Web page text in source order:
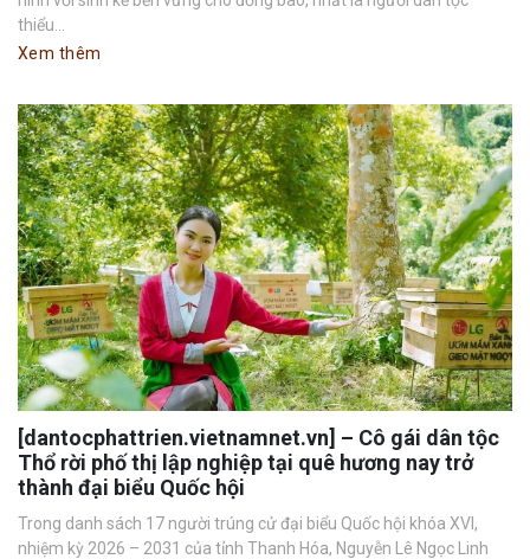
thiểu...
Xem thêm
[dantocphattrien.vietnamnet.vn] – Cô gái dân tộc
Thổ rời phố thị lập nghiệp tại quê hương nay trở
thành đại biểu Quốc hội
Trong danh sách 17 người trúng cử đại biểu Quốc hội khóa XVI,
nhiệm kỳ 2026 – 2031 của tỉnh Thanh Hóa, Nguyễn Lê Ngọc Linh